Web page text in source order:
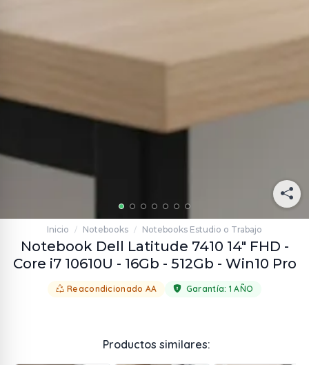
Inicio / Notebooks / Notebooks Estudio o Trabajo
Notebook Dell Latitude 7410 14" FHD -
Core i7 10610U - 16Gb - 512Gb - Win10 Pro
Reacondicionado AA Garantía: 1 AÑO
Productos similares: